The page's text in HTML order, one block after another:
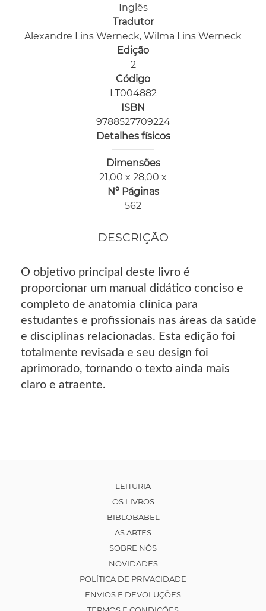
Inglês
Tradutor
Alexandre Lins Werneck, Wilma Lins Werneck
Edição
2
Código
LT004882
ISBN
9788527709224
Detalhes físicos
Dimensões
21,00 x 28,00 x
Nº Páginas
562
DESCRIÇÃO
O objetivo principal deste livro é
proporcionar um manual didático conciso e
completo de anatomia clínica para
estudantes e profissionais nas áreas da saúde
e disciplinas relacionadas. Esta edição foi
totalmente revisada e seu design foi
aprimorado, tornando o texto ainda mais
claro e atraente.
LEITURIA
OS LIVROS
BIBLOBABEL
AS ARTES
SOBRE NÓS
NOVIDADES
POLÍTICA DE PRIVACIDADE
ENVIOS E DEVOLUÇÕES